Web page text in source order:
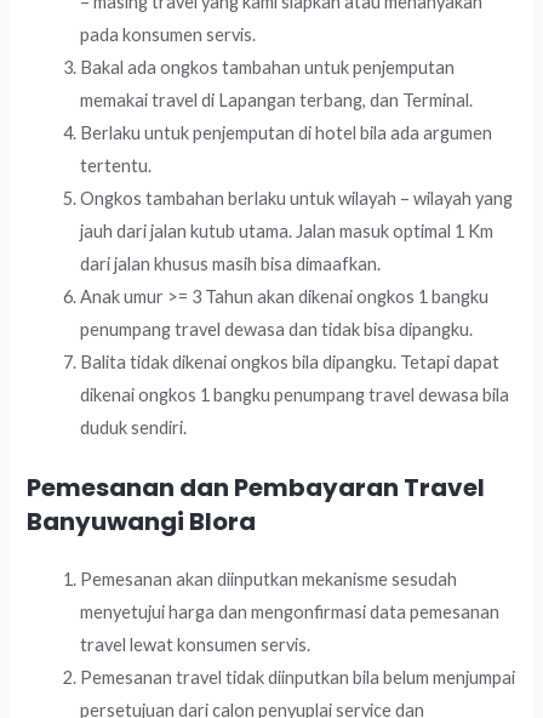
pada konsumen servis.
Bakal ada ongkos tambahan untuk penjemputan
memakai travel di Lapangan terbang, dan Terminal.
Berlaku untuk penjemputan di hotel bila ada argumen
tertentu.
Ongkos tambahan berlaku untuk wilayah – wilayah yang
jauh dari jalan kutub utama. Jalan masuk optimal 1 Km
dari jalan khusus masih bisa dimaafkan.
Anak umur >= 3 Tahun akan dikenai ongkos 1 bangku
penumpang travel dewasa dan tidak bisa dipangku.
Balita tidak dikenai ongkos bila dipangku. Tetapi dapat
dikenai ongkos 1 bangku penumpang travel dewasa bila
duduk sendiri.
Pemesanan dan Pembayaran Travel
Banyuwangi Blora
Pemesanan akan diinputkan mekanisme sesudah
menyetujui harga dan mengonfirmasi data pemesanan
travel lewat konsumen servis.
Pemesanan travel tidak diinputkan bila belum menjumpai
persetujuan dari calon penyuplai service dan